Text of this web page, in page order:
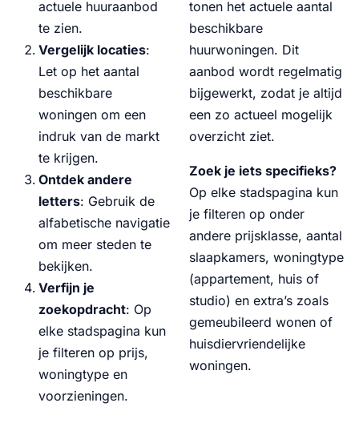
actuele huuraanbod
te zien.
Vergelijk locaties:
Let op het aantal
beschikbare
woningen om een
indruk van de markt
te krijgen.
Ontdek andere
letters: Gebruik de
alfabetische navigatie
om meer steden te
bekijken.
Verfijn je
zoekopdracht: Op
elke stadspagina kun
je filteren op prijs,
woningtype en
voorzieningen.
tonen het actuele aantal
beschikbare
huurwoningen. Dit
aanbod wordt regelmatig
bijgewerkt, zodat je altijd
een zo actueel mogelijk
overzicht ziet.
Zoek je iets specifieks?
Op elke stadspagina kun
je filteren op onder
andere prijsklasse, aantal
slaapkamers, woningtype
(appartement, huis of
studio) en extra’s zoals
gemeubileerd wonen of
huisdiervriendelijke
woningen.